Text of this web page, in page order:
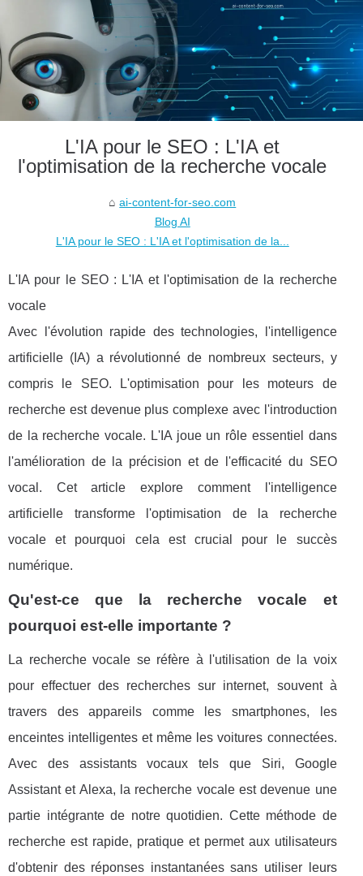
L'IA pour le SEO : L'IA et
l'optimisation de la recherche vocale
ai-content-for-seo.com
Blog AI
L'IA pour le SEO : L'IA et l'optimisation de la...
L'IA pour le SEO : L'IA et l'optimisation de la recherche
vocale
Avec l'évolution rapide des technologies, l'intelligence
artificielle (IA) a révolutionné de nombreux secteurs, y
compris le SEO. L'optimisation pour les moteurs de
recherche est devenue plus complexe avec l'introduction
de la recherche vocale. L'IA joue un rôle essentiel dans
l'amélioration de la précision et de l'efficacité du SEO
vocal. Cet article explore comment l'intelligence
artificielle transforme l'optimisation de la recherche
vocale et pourquoi cela est crucial pour le succès
numérique.
Qu'est-ce que la recherche vocale et
pourquoi est-elle importante ?
La recherche vocale se réfère à l'utilisation de la voix
pour effectuer des recherches sur internet, souvent à
travers des appareils comme les smartphones, les
enceintes intelligentes et même les voitures connectées.
Avec des assistants vocaux tels que Siri, Google
Assistant et Alexa, la recherche vocale est devenue une
partie intégrante de notre quotidien. Cette méthode de
recherche est rapide, pratique et permet aux utilisateurs
d'obtenir des réponses instantanées sans utiliser leurs